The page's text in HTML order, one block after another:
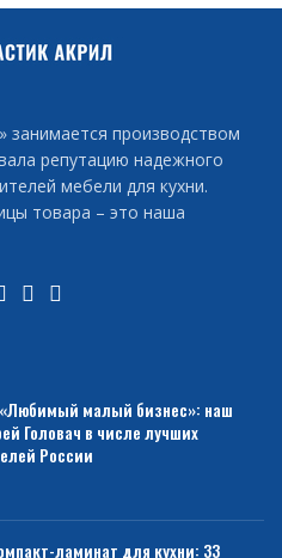
производством
репутацию надежного
мебели для кухни.
товара – это наша
малый бизнес»: наш
Головач в числе лучших
России
ламинат для кухни: 33